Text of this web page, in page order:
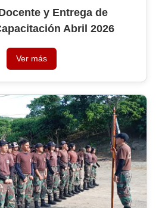
y Entrega de
Abril 2026
Ver más